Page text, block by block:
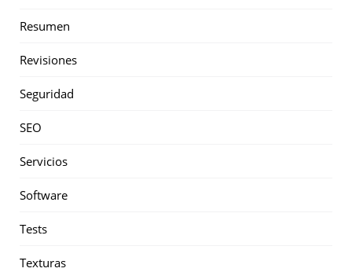
Resumen
Revisiones
Seguridad
SEO
Servicios
Software
Tests
Texturas